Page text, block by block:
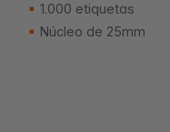
1.000 etiquetas
Núcleo de 25mm